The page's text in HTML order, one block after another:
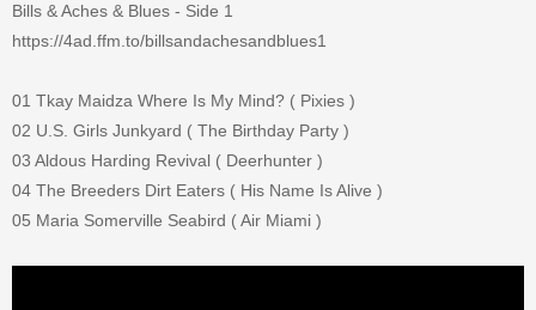
Bills & Aches & Blues - Side 1
https://4ad.ffm.to/billsandachesandblues1
01 Tkay Maidza Where Is My Mind? ( Pixies )
02 U.S. Girls Junkyard ( The Birthday Party )
03 Aldous Harding Revival ( Deerhunter )
04 The Breeders Dirt Eaters ( His Name Is Alive )
05 Maria Somerville Seabird ( Air Miami )